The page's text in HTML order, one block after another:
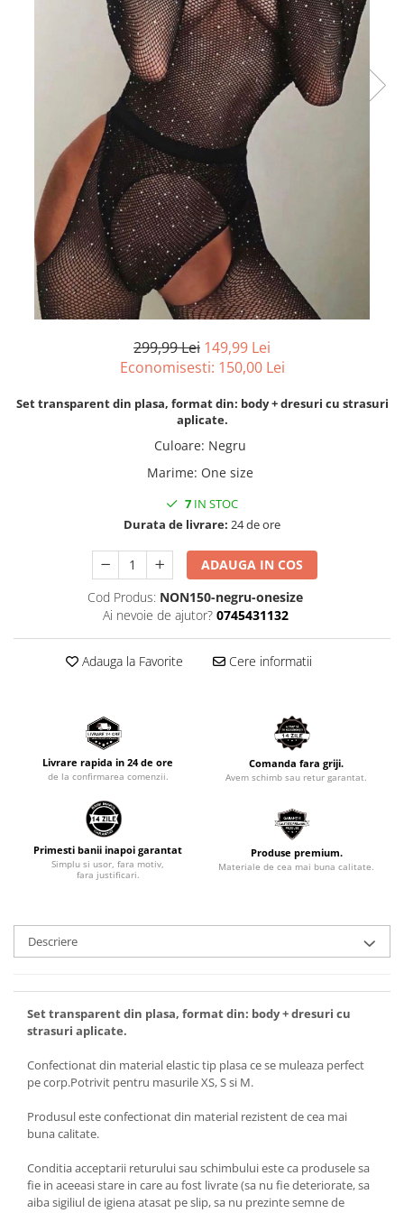
299,99 Lei 149,99 Lei
Economisesti: 150,00 Lei
Set transparent din plasa, format din: body + dresuri cu strasuri
aplicate.
Culoare: Negru
Marime: One size
7 IN STOC
Durata de livrare: 24 de ore
ADAUGA IN COS
Cod Produs: NON150-negru-onesize
Ai nevoie de ajutor? 0745431132
Adauga la Favorite Cere informatii
Livrare rapida in 24 de ore
de la confirmarea comenzii.
Comanda fara griji.
Avem schimb sau retur garantat.
Primesti banii inapoi garantat
Simplu si usor, fara motiv,
fara justificari.
Produse premium.
Materiale de cea mai buna calitate.
Descriere
Set transparent din plasa, format din: body + dresuri cu
strasuri aplicate.
Confectionat din material elastic tip plasa ce se muleaza perfect
pe corp.Potrivit pentru masurile XS, S si M.
Produsul este confectionat din material rezistent de cea mai
buna calitate.
Conditia acceptarii returului sau schimbului este ca produsele sa
fie in aceeasi stare in care au fost livrate (sa nu fie deteriorate, sa
aiba sigiliul de igiena atasat pe slip, sa nu prezinte semne de